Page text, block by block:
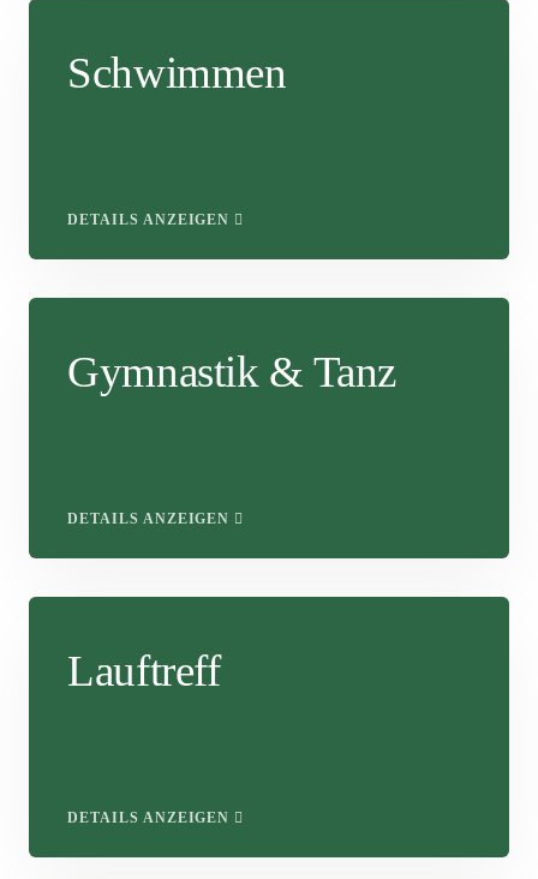
Schwimmen
DETAILS ANZEIGEN
Gymnastik & Tanz
DETAILS ANZEIGEN
Lauftreff
DETAILS ANZEIGEN